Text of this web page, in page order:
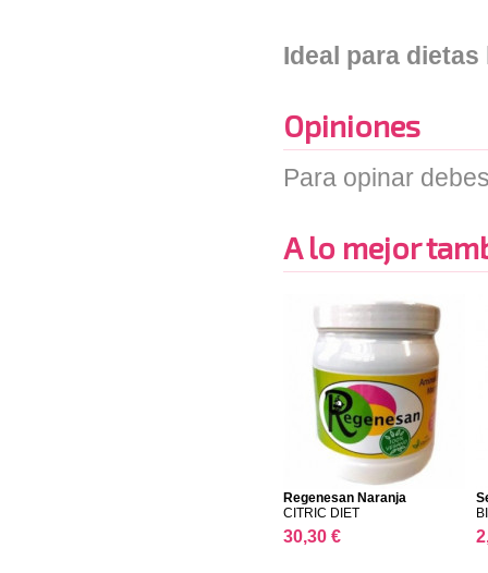
Ideal para
Opiniones
Para opinar
A lo mejor
Regenesan Naranja
CITRIC DIET
30,30 €